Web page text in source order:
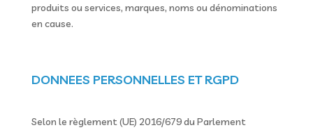
produits ou services, marques, noms ou dénominations
en cause.
DONNEES PERSONNELLES ET RGPD
Selon le règlement (UE) 2016/679 du Parlement